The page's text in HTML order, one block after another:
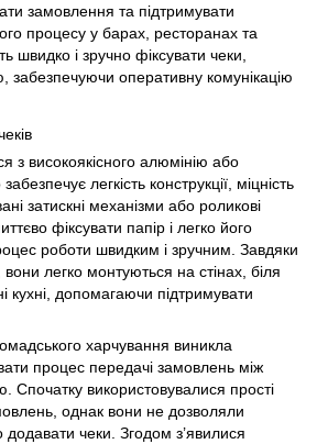
замовлення та підтримувати
процесу у барах, ресторанах та
швидко і зручно фіксувати чеки,
оперативну комунікацію
з високоякісного алюмінію або
легкість конструкції, міцність
затискні механізми або роликові
фіксувати папір і легко його
роботи швидким і зручним. Завдяки
легко монтуються на стінах, біля
кухні, допомагаючи підтримувати
харчування виникла
процес передачі замовлень між
Спочатку використовувалися прості
однак вони не дозволяли
чеки. Згодом з’явилися